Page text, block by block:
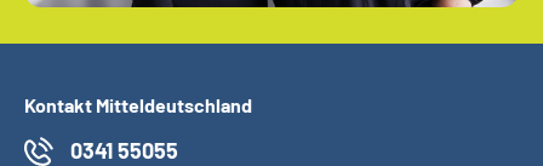
Kontakt Mitteldeutschland
0341 55055